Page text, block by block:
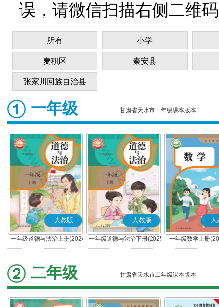
误，请微信扫描右侧二维
所有 小学
麦积区 秦安县
张家川回族自治县
一年级 甘肃省天水市一年级课本版本
人教版
一年级道德与法治上册(2024
秋版)(部编版)
人教版
一年级道德与法治下册(2025
春版)(部编版)
人
一年级数学上册
二年级 甘肃省天水市二年级课本版本